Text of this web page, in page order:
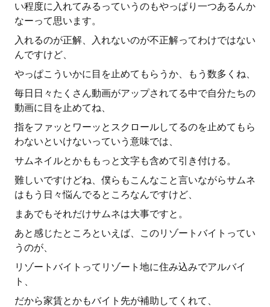
い程度に入れてみるっていうのもやっぱり一つあるんか
なーって思います。
入れるのが正解、入れないのが不正解ってわけではない
んですけど、
やっぱこういかに目を止めてもらうか、もう数多くね、
毎日日々たくさん動画がアップされてる中で自分たちの
動画に目を止めてね、
指をファッとワーッとスクロールしてるのを止めてもら
わないといけないっていう意味では、
サムネイルとかももっと文字も含めて引き付ける。
難しいですけどね、僕らもこんなこと言いながらサムネ
はもう日々悩んでるところなんですけど、
まあでもそれだけサムネは大事ですと。
あと感じたところといえば、このリゾートバイトってい
うのが、
リゾートバイトってリゾート地に住み込みでアルバイ
ト、
だから家賃とかもバイト先が補助してくれて、